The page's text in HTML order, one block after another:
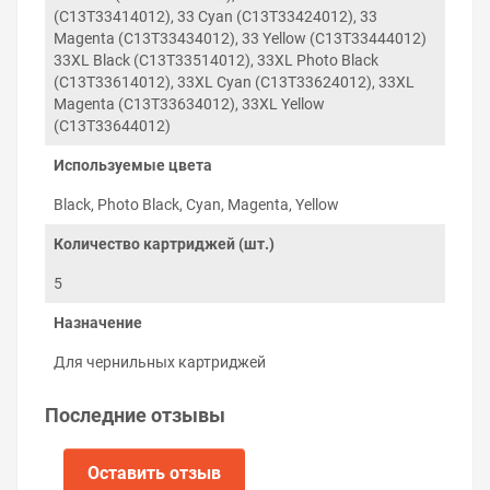
двухстороннего скотча.
Вместо скотча чип можно закрепить пластиком при
помощи паяльника или подогретого металлического
предмета.
На видео ниже показан пример замены чипа на
(C13T33414012), 33 Cyan (C13T33424012), 33
Magenta (C13T33434012), 33 Yellow (C13T33444012)
33XL Black (C13T33514012), 33XL Photo Black
(C13T33614012), 33XL Cyan (C13T33624012), 33XL
Magenta (C13T33634012), 33XL Yellow
(C13T33644012)
Используемые цвета
Black, Photo Black, Cyan, Magenta, Yellow
Количество картриджей (шт.)
5
Назначение
Для чернильных картриджей
Последние отзывы
Оставить отзыв